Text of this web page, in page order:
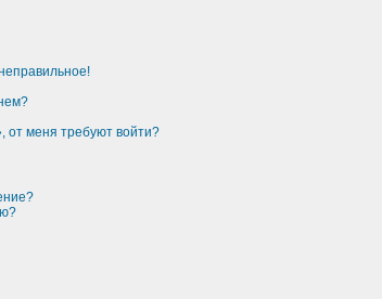
от меня требуют войти?